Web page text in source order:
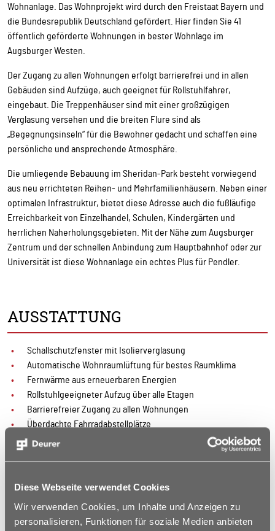
Diese Webseite verwendet Cookies
Wir verwenden Cookies, um Inhalte und Anzeigen zu
personalisieren, Funktionen für soziale Medien anbieten
Wohnanlage. Das Wohnprojekt wird durch den Freistaat Bayern und
die Bundesrepublik Deutschland gefördert. Hier finden Sie 41
öffentlich geförderte Wohnungen in bester Wohnlage im
Augsburger Westen.
Der Zugang zu allen Wohnungen erfolgt barrierefrei und in allen
Gebäuden sind Aufzüge, auch geeignet für Rollstuhlfahrer,
eingebaut. Die Treppenhäuser sind mit einer großzügigen
Verglasung versehen und die breiten Flure sind als
„Begegnungsinseln“ für die Bewohner gedacht und schaffen eine
persönliche und ansprechende Atmosphäre.
Die umliegende Bebauung im Sheridan-Park besteht vorwiegend
aus neu errichteten Reihen- und Mehrfamilienhäusern. Neben einer
optimalen Infrastruktur, bietet diese Adresse auch die fußläufige
Erreichbarkeit von Einzelhandel, Schulen, Kindergärten und
herrlichen Naherholungsgebieten. Mit der Nähe zum Augsburger
Zentrum und der schnellen Anbindung zum Hauptbahnhof oder zur
Universität ist diese Wohnanlage ein echtes Plus für Pendler.
AUSSTATTUNG
Schallschutzfenster mit Isolierverglasung
Automatische Wohnraumlüftung für bestes Raumklima
Fernwärme aus erneuerbaren Energien
Rollstuhlgeeigneter Aufzug über alle Etagen
Barrierefreier Zugang zu allen Wohnungen
Überdachte Fahrradabstellplätze
Hauseingangstüren mit hochauflösender Videokamera
Großzügige Treppenhäuser mit Sitzgruppen, die als
Kinderwagenraum und Trockenraum im Kellergeschoss
(hohe Energieeinsparung)
Lage der Wohnung in optimaler Ausrichtung